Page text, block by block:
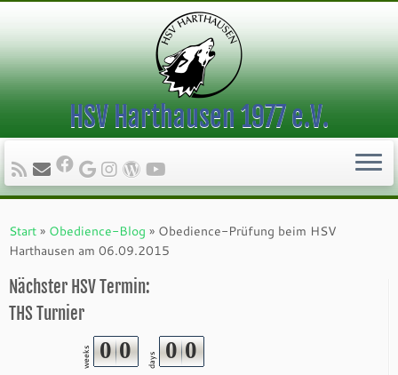
Inhalt
springen
HSV Harthausen 1977 e.V.
Start » Obedience-Blog » Obedience-Prüfung beim HSV
Harthausen am 06.09.2015
Nächster HSV Termin:
THS Turnier
weeks 0 0 days 0 0